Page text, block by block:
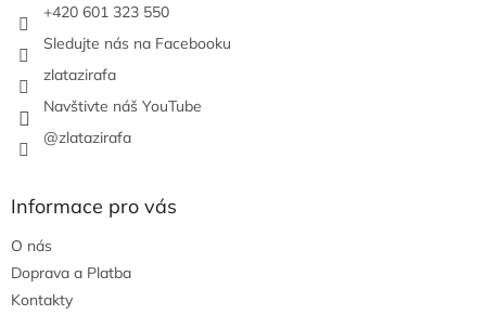
+420 601 323 550
Sledujte nás na Facebooku
zlatazirafa
Navštivte náš YouTube
@zlatazirafa
Informace pro vás
O nás
Doprava a Platba
Kontakty